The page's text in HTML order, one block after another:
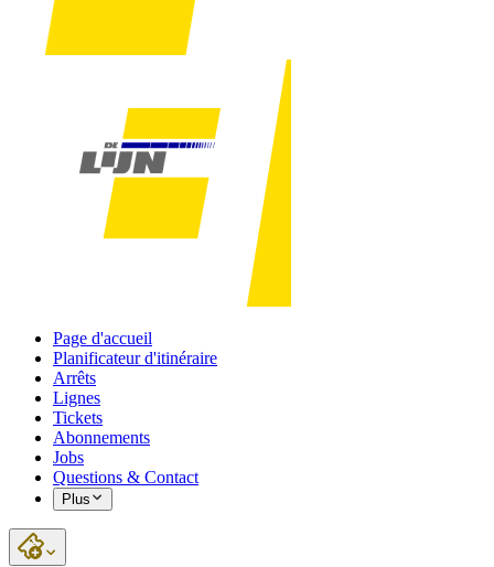
Page d'accueil
Planificateur d'itinéraire
Arrêts
Lignes
Tickets
Abonnements
Jobs
Questions & Contact
Plus